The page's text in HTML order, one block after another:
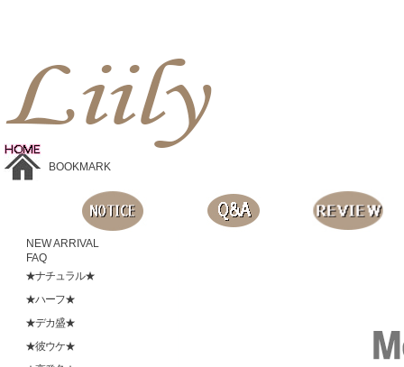
BOOKMARK
NEW ARRIVAL
FAQ
★ナチュラル★
★ハーフ★
★デカ盛★
★彼ウケ★